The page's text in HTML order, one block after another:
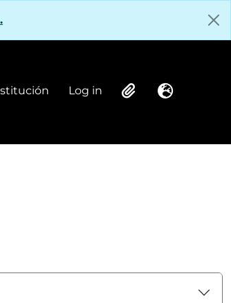
Institución
Log in
Log in ClipboardLanguage